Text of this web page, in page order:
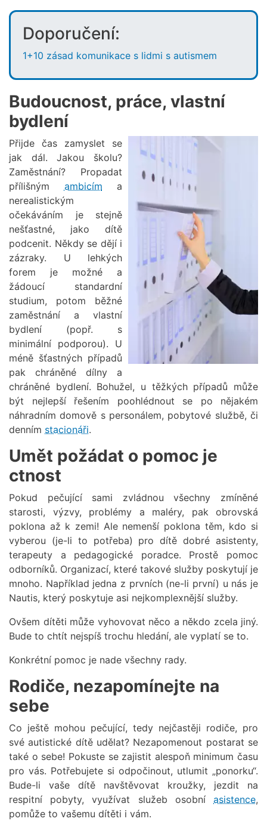
Doporučení:
1+10 zásad komunikace s lidmi s autismem
Budoucnost, práce, vlastní
bydlení
Přijde čas zamyslet se
jak dál. Jakou školu?
Zaměstnání? Propadat
přílišným ambicím a
nerealistickým
očekáváním je stejně
nešťastné, jako dítě
podcenit. Někdy se dějí i
zázraky. U lehkých
forem je možné a
žádoucí standardní
studium, potom běžné
zaměstnání a vlastní
bydlení (popř. s
minimální podporou). U
méně šťastných případů
pak chráněné dílny a
chráněné bydlení. Bohužel, u těžkých případů může
být nejlepší řešením poohlédnout se po nějakém
náhradním domově s personálem, pobytové službě, či
denním stacionáři.
Umět požádat o pomoc je
ctnost
Pokud pečující sami zvládnou všechny zmíněné
starosti, výzvy, problémy a maléry, pak obrovská
poklona až k zemi! Ale nemenší poklona těm, kdo si
vyberou (je-li to potřeba) pro dítě dobré asistenty,
terapeuty a pedagogické poradce. Prostě pomoc
odborníků. Organizací, které takové služby poskytují je
mnoho. Například jedna z prvních (ne-li první) u nás je
Nautis, který poskytuje asi nejkomplexnější služby.
Ovšem dítěti může vyhovovat něco a někdo zcela jiný.
Bude to chtít nejspíš trochu hledání, ale vyplatí se to.
Konkrétní pomoc je nade všechny rady.
Rodiče, nezapomínejte na
sebe
Co ještě mohou pečující, tedy nejčastěji rodiče, pro
své autistické dítě udělat? Nezapomenout postarat se
také o sebe! Pokuste se zajistit alespoň minimum času
pro vás. Potřebujete si odpočinout, utlumit „ponorku“.
Bude-li vaše dítě navštěvovat kroužky, jezdit na
respitní pobyty, využívat služeb osobní asistence,
pomůže to vašemu dítěti i vám.